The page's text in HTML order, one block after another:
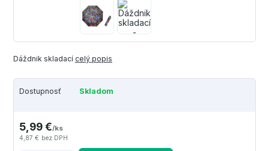
Dáždnik skladací celý popis
Dostupnosť Skladom
5,99 €/ks
4,87 € bez DPH